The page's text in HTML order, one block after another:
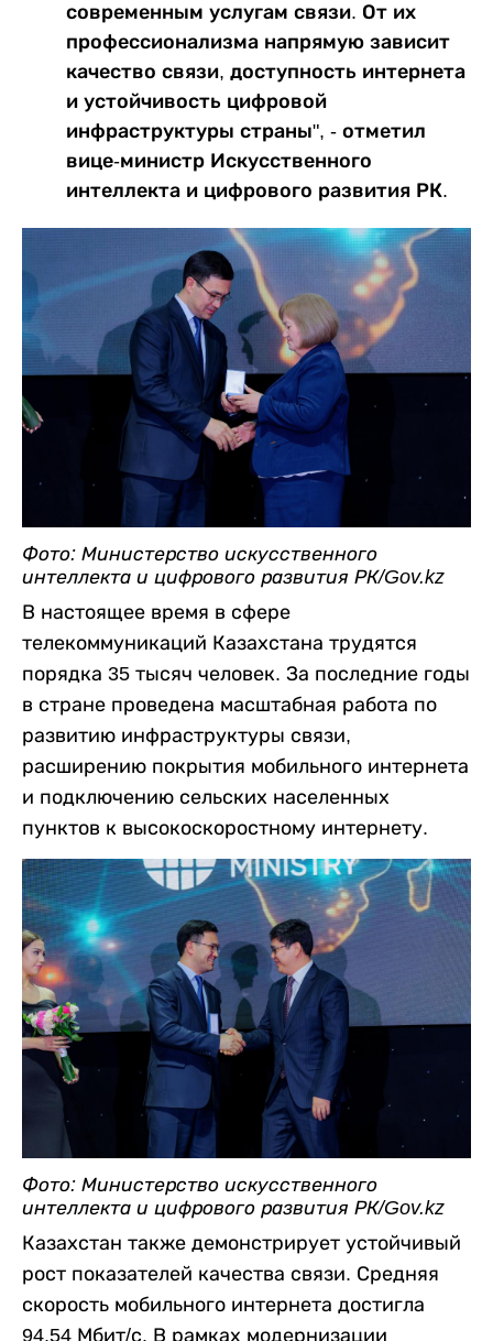
современным услугам связи. От их
профессионализма напрямую зависит
качество связи, доступность интернета
и устойчивость цифровой
инфраструктуры страны", - отметил
вице-министр Искусственного
интеллекта и цифрового развития РК.
Фото: Министерство искусственного
интеллекта и цифрового развития РК/Gov.kz
В настоящее время в сфере
телекоммуникаций Казахстана трудятся
порядка 35 тысяч человек. За последние годы
в стране проведена масштабная работа по
развитию инфраструктуры связи,
расширению покрытия мобильного интернета
и подключению сельских населенных
пунктов к высокоскоростному интернету.
Фото: Министерство искусственного
интеллекта и цифрового развития РК/Gov.kz
Казахстан также демонстрирует устойчивый
рост показателей качества связи. Средняя
скорость мобильного интернета достигла
94,54 Мбит/с. В рамках модернизации